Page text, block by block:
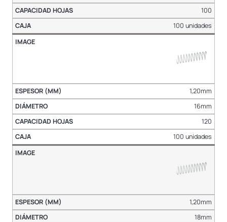
100
100 unidades
1,20mm
16mm
120
100 unidades
1,20mm
18mm